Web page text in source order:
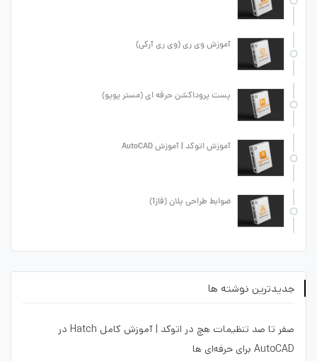
آموزش وی ری (وی ری آرکی)
پست پروداکشن حرفه ای (مستر پوپو)
آموزش اتوکد | آموزش AutoCAD
ضوابط طراحی پلان (فاز1)
جدیدترین نوشته ها
صفر تا صد تنظیمات هچ در اتوکد | آموزش کامل Hatch در
AutoCAD برای حرفه‌ای ها